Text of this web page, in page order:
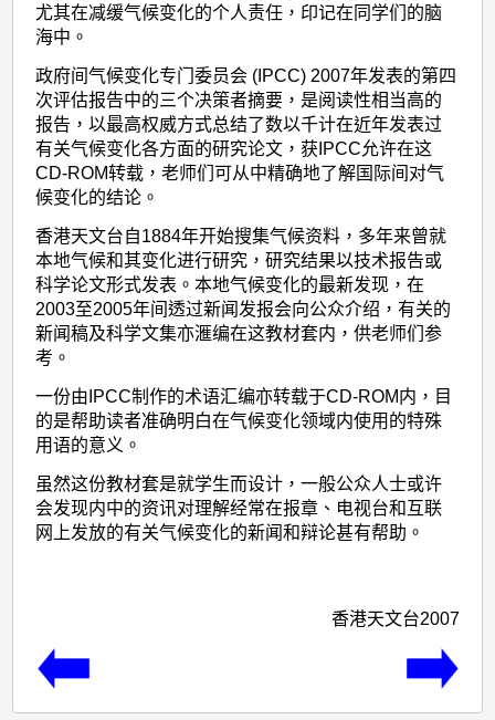
尤其在减缓气候变化的个人责任，印记在同学们的脑
海中。
政府间气候变化专门委员会 (IPCC) 2007年发表的第四
次评估报告中的三个决策者摘要，是阅读性相当高的
报告，以最高权威方式总结了数以千计在近年发表过
有关气候变化各方面的研究论文，获IPCC允许在这
CD-ROM转载，老师们可从中精确地了解国际间对气
候变化的结论。
香港天文台自1884年开始搜集气候资料，多年来曾就
本地气候和其变化进行研究，研究结果以技术报告或
科学论文形式发表。本地气候变化的最新发现，在
2003至2005年间透过新闻发报会向公众介绍，有关的
新闻稿及科学文集亦滙编在这教材套内，供老师们参
考。
一份由IPCC制作的术语汇编亦转载于CD-ROM内，目
的是帮助读者准确明白在气候变化领域内使用的特殊
用语的意义。
虽然这份教材套是就学生而设计，一般公众人士或许
会发现内中的资讯对理解经常在报章、电视台和互联
网上发放的有关气候变化的新闻和辩论甚有帮助。
香港天文台2007